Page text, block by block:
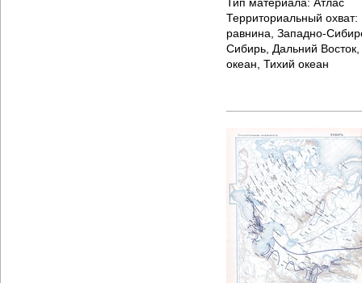
Территориальный охват:
равнина, Западно-
Сибирь, Дальний
океан, Тихий океан